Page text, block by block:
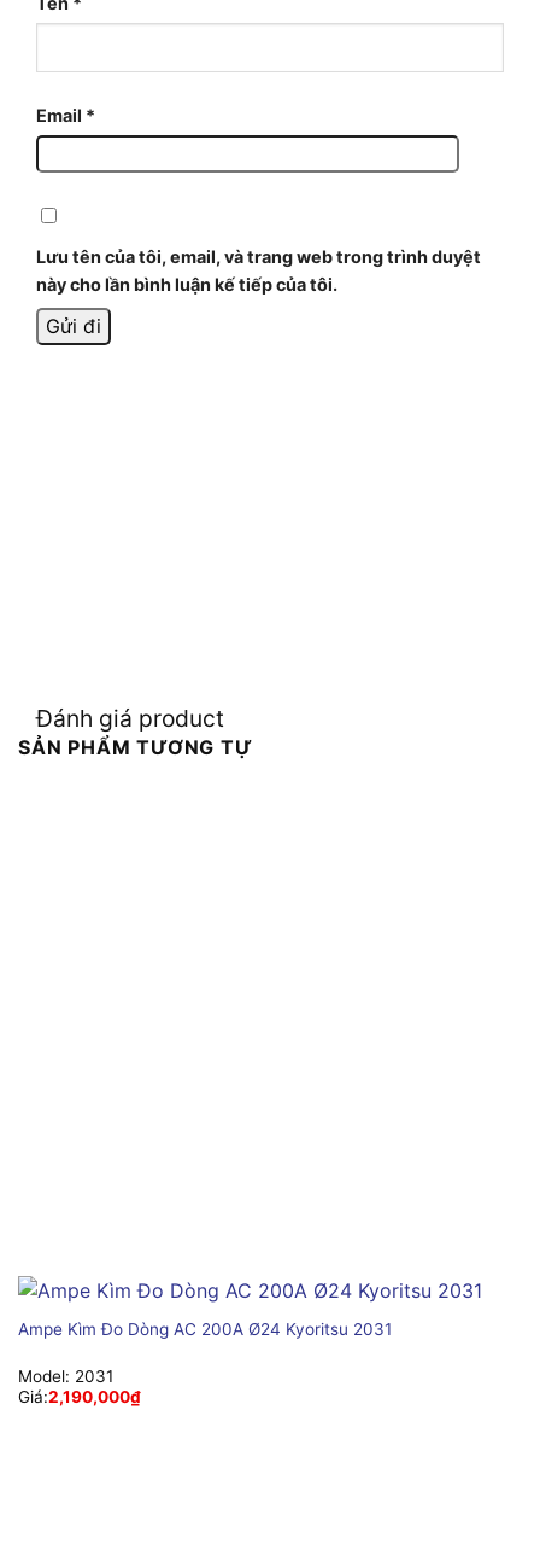
Email *
Lưu tên của tôi, email, và trang web trong trình duyệt
này cho lần bình luận kế tiếp của tôi.
Đánh giá product
SẢN PHẨM TƯƠNG TỰ
Ampe Kìm Đo Dòng AC 200A Ø24 Kyoritsu 2031
Model: 2031
Giá:2,190,000₫